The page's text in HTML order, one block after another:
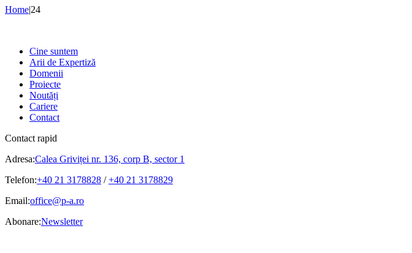
Home|24
Cine suntem
Arii de Expertiză
Domenii
Proiecte
Noutăți
Cariere
Contact
Contact rapid
Adresa:Calea Griviței nr. 136, corp B, sector 1
Telefon:+40 21 3178828 /+40 21 3178829
Email:office@p-a.ro
Abonare:Newsletter